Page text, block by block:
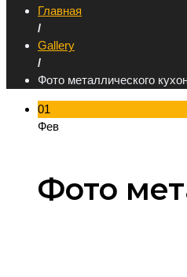
Главная
/
Gallery
/
Фото металлического
01
Фев
Фото